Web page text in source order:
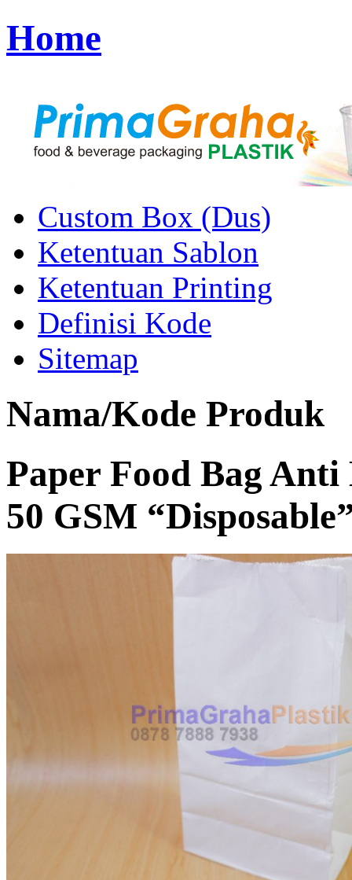
Home
Custom Box (Dus)
Ketentuan Sablon
Ketentuan Printing
Definisi Kode
Sitemap
Nama/Kode Produk
Paper Food Bag
50 GSM